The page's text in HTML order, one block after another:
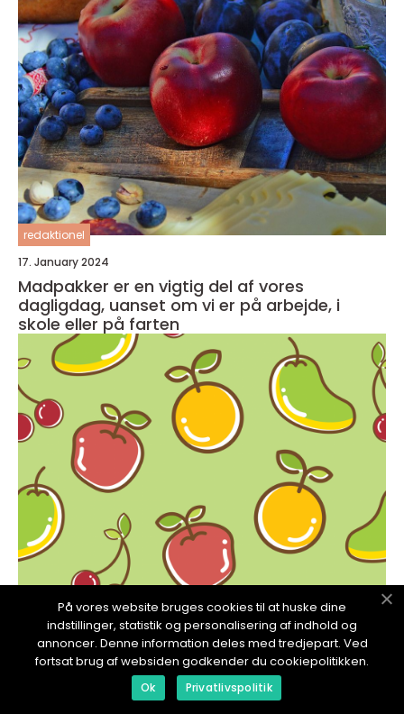
redaktionel
17. January 2024
Madpakker er en vigtig del af vores
dagligdag, uanset om vi er på arbejde, i
skole eller på farten
redaktionel
17. January 2024
Sund aftensmad med grøntsager: Det
essentielle for helbredet
På vores website bruges cookies til at huske dine
indstillinger, statistik og personalisering af indhold og
annoncer. Denne information deles med tredjepart. Ved
fortsat brug af websiden godkender du cookiepolitikken.
Ok Privatlivspolitik